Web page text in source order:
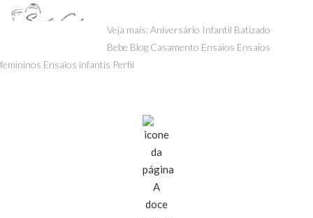
Veja mais:Aniversário Infantil Batizado
Bebe Blog Casamento Ensaios Ensaios
femininos Ensaios infantis Perfil